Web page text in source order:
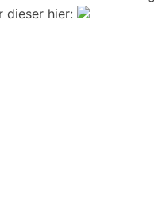
dieser hier: